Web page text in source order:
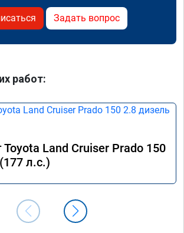
Задать вопрос
работ:
Land Cruiser Prado 150
л.с.)